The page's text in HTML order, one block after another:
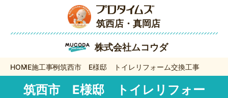
筑西店・真岡店
株式会社ムコウダ
HOME施工事例筑西市 E様邸 トイレリフォーム交換工事
筑西市 E様邸 トイレリフォー